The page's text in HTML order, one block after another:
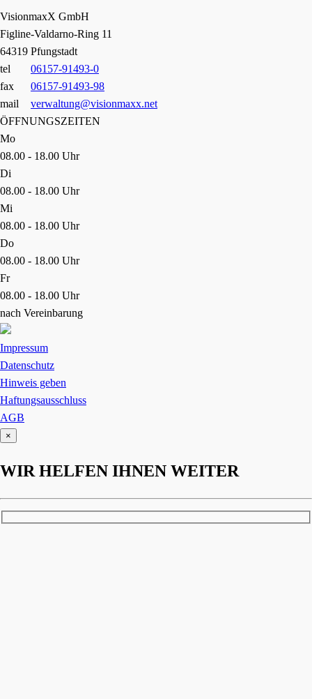
VisionmaxX GmbH
Figline-Valdarno-Ring 11
64319 Pfungstadt
tel
06157-91493-0
fax
06157-91493-98
mail
verwaltung@visionmaxx.net
ÖFFNUNGSZEITEN
Mo
08.00 - 18.00 Uhr
Di
08.00 - 18.00 Uhr
Mi
08.00 - 18.00 Uhr
Do
08.00 - 18.00 Uhr
Fr
08.00 - 18.00 Uhr
nach Vereinbarung
Impressum
Datenschutz
Hinweis geben
Haftungsausschluss
AGB
×
WIR HELFEN IHNEN WEITER